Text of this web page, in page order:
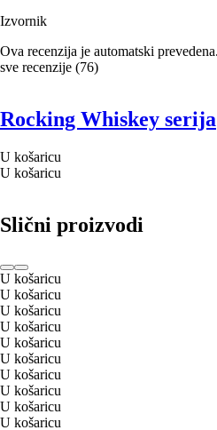
Izvornik
Ova recenzija je automatski prevedena.
sve recenzije (76)
Rocking Whiskey serija
U košaricu
U košaricu
Slični proizvodi
U košaricu
U košaricu
U košaricu
U košaricu
U košaricu
U košaricu
U košaricu
U košaricu
U košaricu
U košaricu